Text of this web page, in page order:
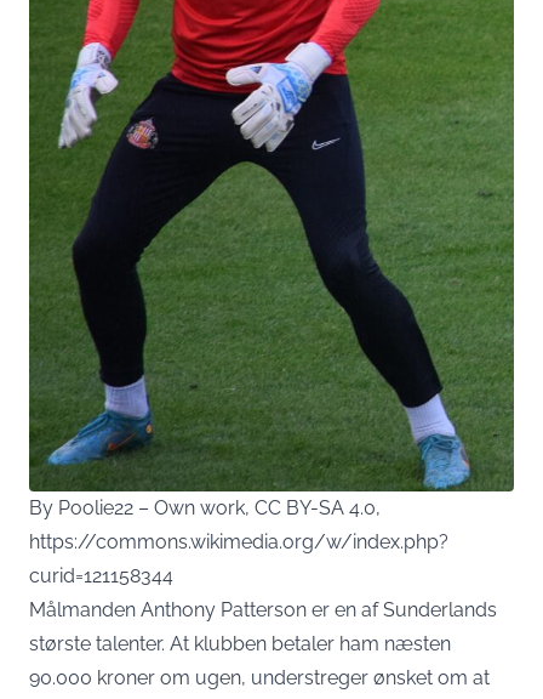
By Poolie22 – Own work, CC BY-SA 4.0,
https://commons.wikimedia.org/w/index.php?
curid=121158344
Målmanden Anthony Patterson er en af Sunderlands
største talenter. At klubben betaler ham næsten
90.000 kroner om ugen, understreger ønsket om at